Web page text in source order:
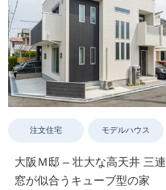
注文住宅 モデルハウス
大阪Ｍ邸 – 壮大な高天井 三連
窓が似合うキューブ型の家